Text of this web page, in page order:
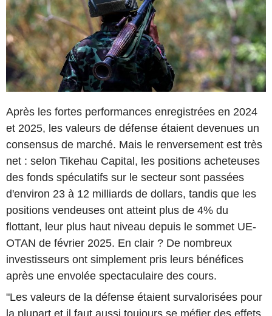
Après les fortes performances enregistrées en 2024
et 2025, les valeurs de défense étaient devenues un
consensus de marché. Mais le renversement est très
net : selon Tikehau Capital, les positions acheteuses
des fonds spéculatifs sur le secteur sont passées
d'environ 23 à 12 milliards de dollars, tandis que les
positions vendeuses ont atteint plus de 4% du
flottant, leur plus haut niveau depuis le sommet UE-
OTAN de février 2025. En clair ? De nombreux
investisseurs ont simplement pris leurs bénéfices
après une envolée spectaculaire des cours.
"Les valeurs de la défense étaient survalorisées pour